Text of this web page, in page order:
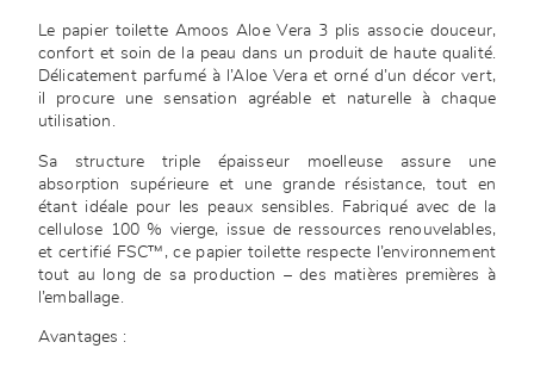
Le papier toilette Amoos Aloe Vera 3 plis associe douceur,
confort et soin de la peau dans un produit de haute qualité.
Délicatement parfumé à l’Aloe Vera et orné d’un décor vert,
il procure une sensation agréable et naturelle à chaque
utilisation.
Sa structure triple épaisseur moelleuse assure une
absorption supérieure et une grande résistance, tout en
étant idéale pour les peaux sensibles. Fabriqué avec de la
cellulose 100 % vierge, issue de ressources renouvelables,
et certifié FSC™, ce papier toilette respecte l’environnement
tout au long de sa production – des matières premières à
l’emballage.
Avantages :